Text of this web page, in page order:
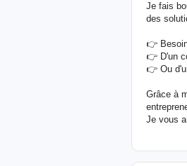
Je fais
des
👉
👉 D'un
👉 Ou
Grâce à
Je vous